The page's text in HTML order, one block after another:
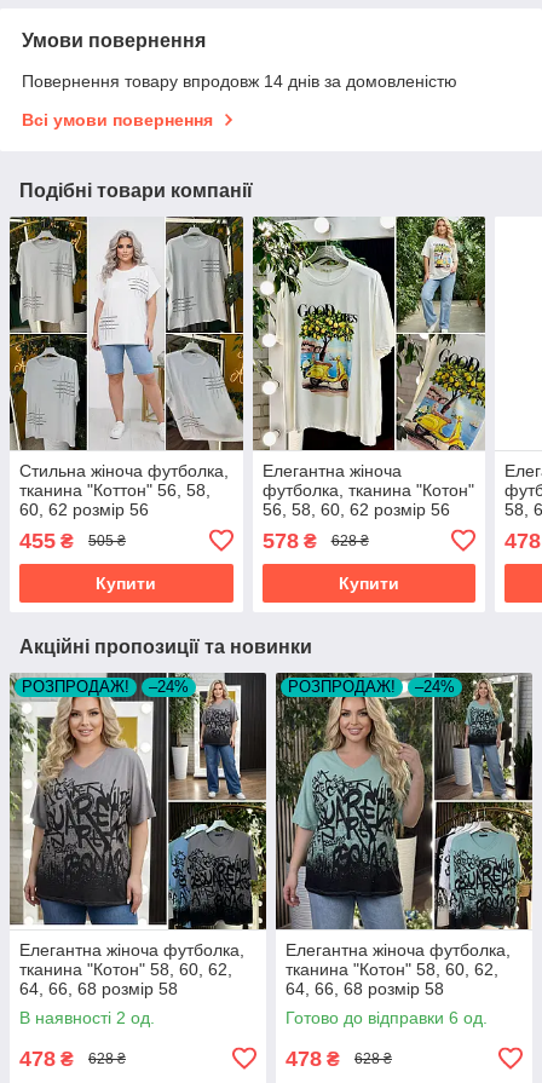
Умови повернення
Повернення товару впродовж 14 днів за домовленістю
Всі умови повернення
Подібні товари компанії
Стильна жіноча футболка,
тканина "Коттон" 56, 58,
60, 62 розмір 56
455 ₴ 505 ₴
Купити
Елегантна жіноча
футболка, тканина "Котон"
56, 58, 60, 62 розмір 56
578₴ 628 ₴
Купити
58,
478
Акційні пропозиції та новинки
РОЗПРОДАЖ! –24%
Елегантна жіноча футболка,
тканина "Котон" 58, 60, 62,
64, 66, 68 розмір 58
В наявності 2 од.
478 ₴ 628 ₴
РОЗПРОДАЖ! –24%
Елегантна жіноча футболка,
тканина "Котон" 58, 60, 62,
64, 66, 68 розмір 58
Готово до відправки 6 од.
478 ₴ 628 ₴